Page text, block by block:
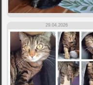
29.04.2026